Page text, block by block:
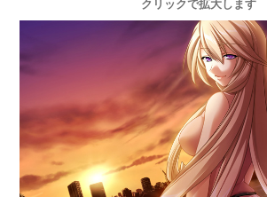
クリックで拡大します